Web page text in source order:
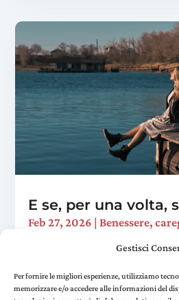
Gestisci
Per fornire le migliori esperienze, utilizziamo
memorizzare e/o accedere alle informazioni del
E se, per una volta,
Feb 27, 2026 |Benessere,
la casa, risposto a quella mail
attimo". Ti siedi sul divano e